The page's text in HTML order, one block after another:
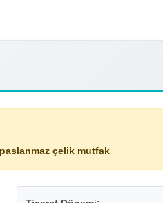
çelik mutfak